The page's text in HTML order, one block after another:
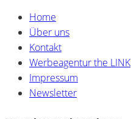
Home
Über uns
Kontakt
Werbeagentur the LINK
Impressum
Newsletter